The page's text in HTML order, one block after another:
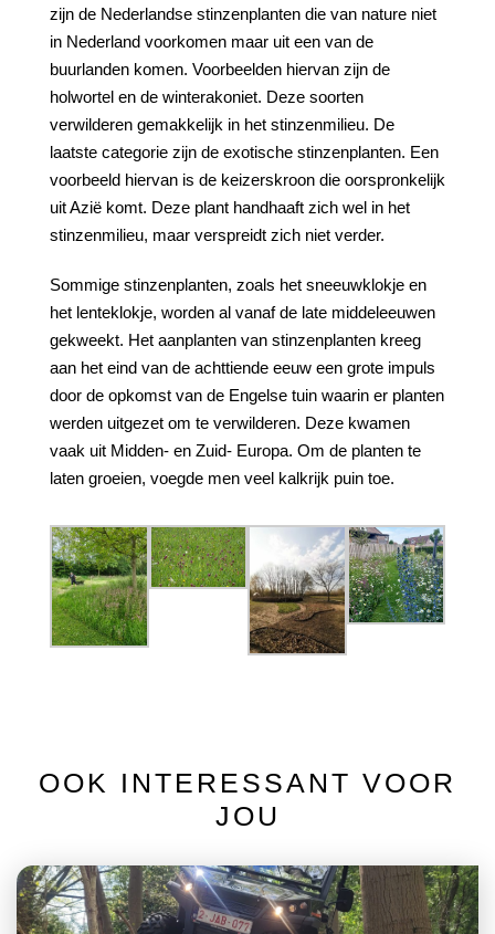
zijn de Nederlandse stinzenplanten die van nature niet
in Nederland voorkomen maar uit een van de
buurlanden komen. Voorbeelden hiervan zijn de
holwortel en de winterakoniet. Deze soorten
verwilderen gemakkelijk in het stinzenmilieu. De
laatste categorie zijn de exotische stinzenplanten. Een
voorbeeld hiervan is de keizerskroon die oorspronkelijk
uit Azië komt. Deze plant handhaaft zich wel in het
stinzenmilieu, maar verspreidt zich niet verder.
Sommige stinzenplanten, zoals het sneeuwklokje en
het lenteklokje, worden al vanaf de late middeleeuwen
gekweekt. Het aanplanten van stinzenplanten kreeg
aan het eind van de achttiende eeuw een grote impuls
door de opkomst van de Engelse tuin waarin er planten
werden uitgezet om te verwilderen. Deze kwamen
vaak uit Midden- en Zuid- Europa. Om de planten te
laten groeien, voegde men veel kalkrijk puin toe.
OOK INTERESSANT VOOR
JOU